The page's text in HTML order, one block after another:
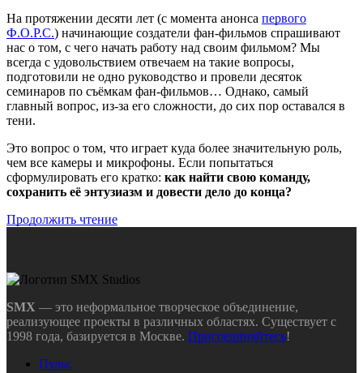
На протяжении десяти лет (с момента анонса первого
Ф.О.Р.С.) начинающие создатели фан-фильмов спрашивают
нас о том, с чего начать работу над своим фильмом? Мы
всегда с удовольствием отвечаем на такие вопросы,
подготовили не одно руководство и провели десяток
семинаров по съёмкам фан-фильмов… Однако, самый
главный вопрос, из-за его сложности, до сих пор оставался в
тени.
Это вопрос о том, что играет куда более значительную роль,
чем все камеры и микрофоны. Если попытаться
сформулировать его кратко: как найти свою команду,
сохранить её энтузиазм и довести дело до конца?
Продолжить чтение
SMX — это неформальное творческое объединение,
реализующее проекты в различных областях. Существует с
1998 года, базируется в Москве. Присоединяйтесь!
Пульс